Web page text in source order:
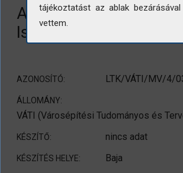
A bajai Zsigmond utca
István utca sarkán
AZONOSÍTÓ: LTK/VÁTI/MV/4/
ÁLLOMÁNY:
VÁTI (Városépítési Tudományos és
KÉSZÍTŐ: nincs adat
KÉSZÍTÉS HELYE: Baja
tájékoztatást az ablak
vettem.